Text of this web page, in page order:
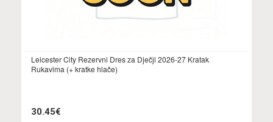
Leicester City Rezervni Dres za Dječji 2026-27 Kratak
Rukavima (+ kratke hlače)
30.45€